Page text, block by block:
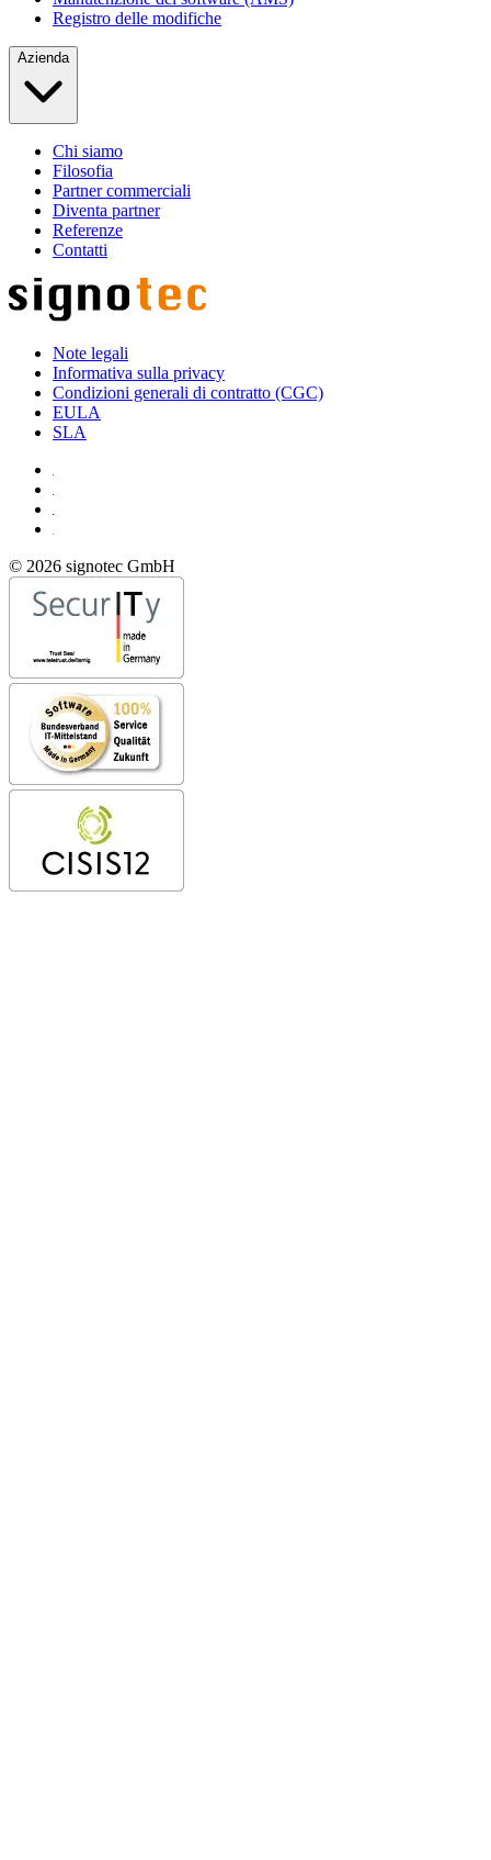
Registro delle modifiche
Azienda
Chi siamo
Filosofia
Partner commerciali
Diventa partner
Referenze
Contatti
Note legali
Informativa sulla privacy
Condizioni generali di contratto (CGC)
EULA
SLA
© 2026 signotec GmbH